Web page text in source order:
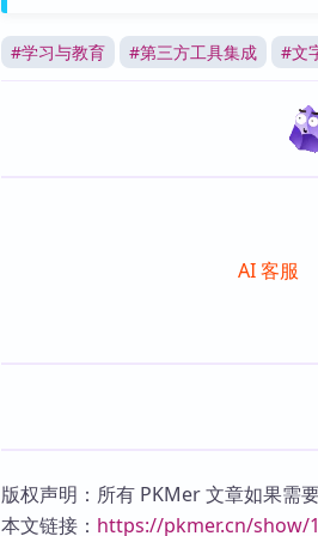
#学习与教育 #第三方工具集成 #文
AI 客服
版权声明：所有 PKMer 文章如果需
本文链接： https://pkmer.cn/show/